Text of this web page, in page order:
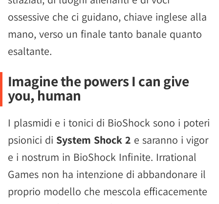
ossessive che ci guidano, chiave inglese alla
mano, verso un finale tanto banale quanto
esaltante.
Imagine the powers I can give
you, human
I plasmidi e i tonici di BioShock sono i poteri
psionici di System Shock 2 e saranno i vigor
e i nostrum in BioShock Infinite. Irrational
Games non ha intenzione di abbandonare il
proprio modello che mescola efficacemente